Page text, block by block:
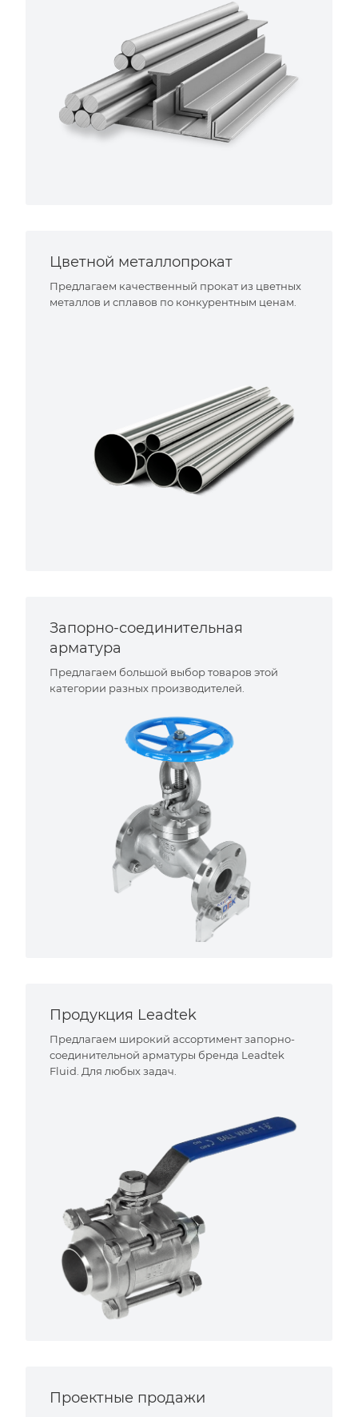
Цветной металлопрокат
Предлагаем качественный прокат из цветных
металлов и сплавов по конкурентным ценам.
Запорно-соединительная
арматура
Предлагаем большой выбор товаров этой
категории разных производителей.
Продукция Leadtek
Предлагаем широкий ассортимент запорно-
соединительной арматуры бренда Leadtek
Fluid. Для любых задач.
Проектные продажи